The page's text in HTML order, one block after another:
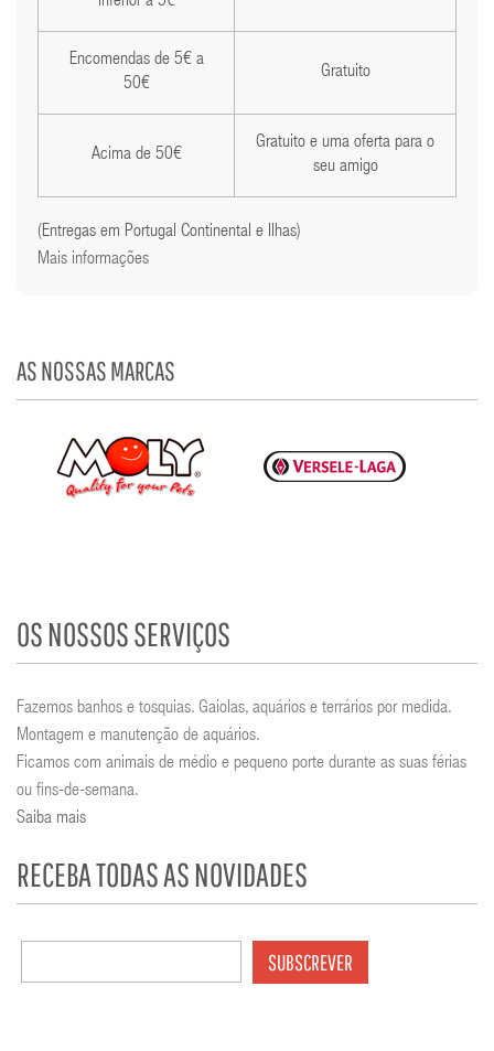
Encomendas de 5€ a
50€
Gratuito
Acima de 50€
Gratuito e uma oferta para o
seu amigo
(Entregas em Portugal Continental e Ilhas)
Mais informações
AS NOSSAS MARCAS
OS NOSSOS SERVIÇOS
Fazemos banhos e tosquias. Gaiolas, aquários e terrários por medida.
Montagem e manutenção de aquários.
Ficamos com animais de médio e pequeno porte durante as suas férias
ou fins-de-semana.
Saiba mais
RECEBA TODAS AS NOVIDADES
SUBSCREVER